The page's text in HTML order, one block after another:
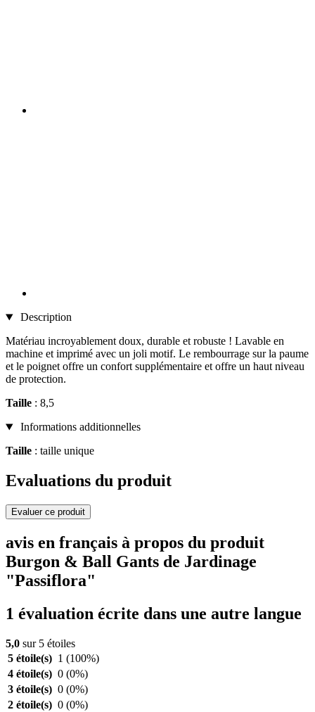
Description
Matériau incroyablement doux, durable et robuste ! Lavable en
machine et imprimé avec un joli motif. Le rembourrage sur la paume
et le poignet offre un confort supplémentaire et offre un haut niveau
de protection.
Taille : 8,5
Informations additionnelles
Taille : taille unique
Evaluations du produit
Evaluer ce produit
avis en français à propos du produit
Burgon & Ball Gants de Jardinage
"Passiflora"
1 évaluation écrite dans une autre langue
5,0 sur 5 étoiles
5 étoile(s) 1 (100%)
4 étoile(s) 0 (0%)
3 étoile(s) 0 (0%)
2 étoile(s) 0 (0%)